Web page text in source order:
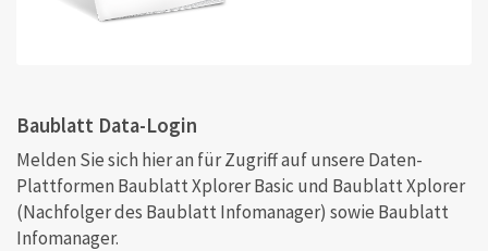
Baublatt Data-Login
Melden Sie sich hier an für Zugriff auf unsere Daten-
Plattformen Baublatt Xplorer Basic und Baublatt Xplorer
(Nachfolger des Baublatt Infomanager) sowie Baublatt
Infomanager.